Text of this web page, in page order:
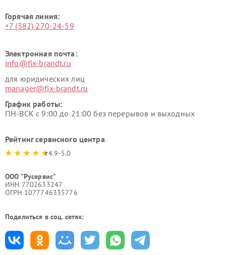
Горячая линия:
+7 (382) 270-24-59
Электронная почта:
info@fix-brandt.ru
для юридических лиц
manager@fix-brandt.ru
График работы:
ПН-ВСК с 9:00 до 21:00 без перерывов и выходных
Рейтинг сервисного центра
4.9-5.0
ООО "Русервис"
ИНН 7702633247
ОГРН 1077746335776
Поделиться в соц. сетях: